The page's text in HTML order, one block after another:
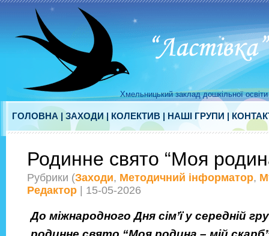
Хмельницький заклад дошкільної
ГОЛОВНА | ЗАХОДИ | КОЛЕКТИВ | НАШІ ГРУПИ |
Родинне свято “Моя
Рубрики (Заходи, Методичний інформатор,
Редактор | 15-05-2026
До міжнародного Дня сім’ї у середній